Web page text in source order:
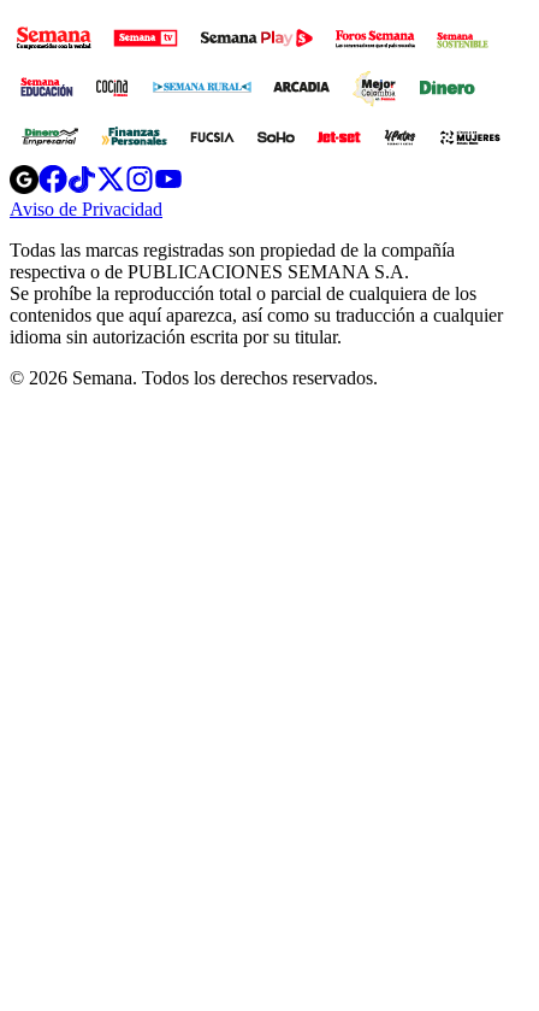
Opens
in
new
Opens
in
new
Opens
in
new
window
Opens
new
windowwindow
Aviso de Privacidad
new
window
Todas las marcas registradas son propiedad de la compañía
respectiva o de PUBLICACIONES SEMANA S.A.
Se prohíbe la reproducción total o parcial de cualquiera de los
contenidos que aquí aparezca, así como su traducción a cualquier
idioma sin autorización escrita por su titular.
© 2026 Semana. Todos los derechos reservados.